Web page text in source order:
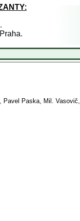
Pavel Paska, Mil. Vasovič,